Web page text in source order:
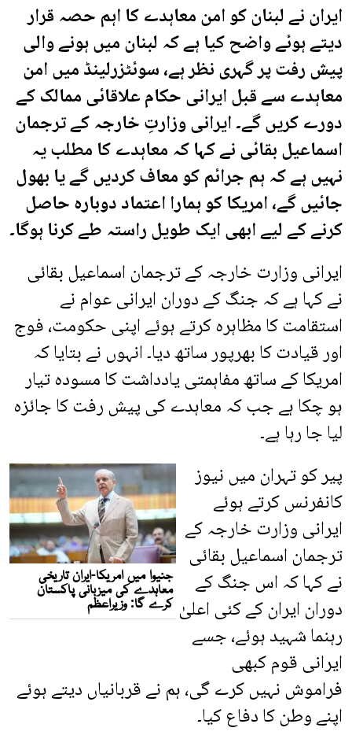
ایران نے لبنان کو امن معاہدے کا اہم حصہ قرار
دیتے ہوئے واضح کیا ہے کہ لبنان میں ہونے والی
پیش رفت پر گہری نظر ہے، سوئٹزرلینڈ میں امن
معاہدے سے قبل ایرانی حکام علاقائی ممالک کے
دورے کریں گے۔ ایرانی وزارتِ خارجہ کے ترجمان
اسماعیل بقائی نے کہا کہ معاہدے کا مطلب یہ
نہیں ہے کہ ہم جرائم کو معاف کردیں گے یا بھول
جائیں گے، امریکا کو ہمارا اعتماد دوبارہ حاصل
کرنے کے لیے ابھی ایک طویل راستہ طے کرنا ہوگا۔
ایرانی وزارت خارجہ کے ترجمان اسماعیل بقائی
نے کہا ہے کہ جنگ کے دوران ایرانی عوام نے
استقامت کا مظاہرہ کرتے ہوئے اپنی حکومت، فوج
اور قیادت کا بھرپور ساتھ دیا۔ انہوں نے بتایا کہ
امریکا کے ساتھ مفاہمتی یادداشت کا مسودہ تیار
ہو چکا ہے جب کہ معاہدے کی پیش رفت کا جائزہ
لیا جا رہا ہے۔
پیر کو تہران میں نیوز
کانفرنس کرتے ہوئے
ایرانی وزارت خارجہ کے
ترجمان اسماعیل بقائی
نے کہا کہ اس جنگ کے
دوران ایران کے کئی اعلیٰ
رہنما شہید ہوئے، جسے
ایرانی قوم کبھی
فراموش نہیں کرے گی، ہم نے قربانیاں دیتے ہوئے
اپنے وطن کا دفاع کیا۔